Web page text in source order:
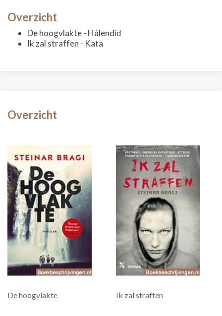
Overzicht
De hoogvlakte - Hálendiđ
Ik zal straffen - Kata
Overzicht
De hoogvlakte Ik zal straffen